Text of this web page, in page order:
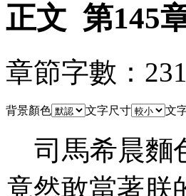
正文 第145
章節字數：
背景顏色 文字尺寸 文
司馬希晨麵
竟然敢當著朕